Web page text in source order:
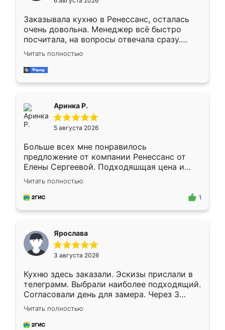
мебели буду заказывать только здесь.
Заказывала кухню в Ренессанс, осталась
очень довольна. Менеджер всё быстро
посчитала, на вопросы отвечала сразу.
Замерщик приехал в субботу, подошёл к
делу со всей ответственностью. Собрали
за день, ребята работали аккуратно, даже
Читать полностью
Аринка Р.
5 августа 2026
Больше всех мне понравилось
предложение от компании Ренессанс от
Елены Сергеевой. Подходяшщая цена и
короткие сроки изготовления. Приехавший
для замера сотрудник Владислав
предложил по моему эскизу самый
Читать полностью
1
Ярослава
3 августа 2026
Кухню здесь заказали. Эскизы прислали в
телеграмм. Выбрали наиболее подходящий.
Согласовали день для замера. Через 3
недели кухня была уже готова. Остались
довольны работой. Спасибо Ренессанс
мебель за качественную работу!
Читать полностью